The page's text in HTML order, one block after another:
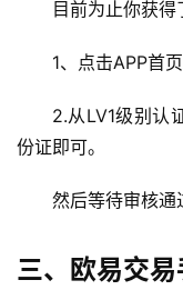
币
目前为止你获
1、点击APP首
2.从LV1级别认
份证即可。
然后等待审核通
三、欧易交